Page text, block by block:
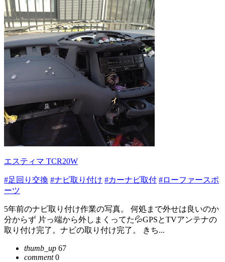
エスティマ TCR20W
#足回り交換 #ナビ取り付け #カーナビ取付 #ローファースポ
ーツ
5年前のナビ取り付け作業の写真。 何処まで外せは良いのか
分からず 片っ端から外しまくってた💦GPSとTVアンテナの
取り付け完了。ナビの取り付け完了。 きち...
thumb_up 67
comment0